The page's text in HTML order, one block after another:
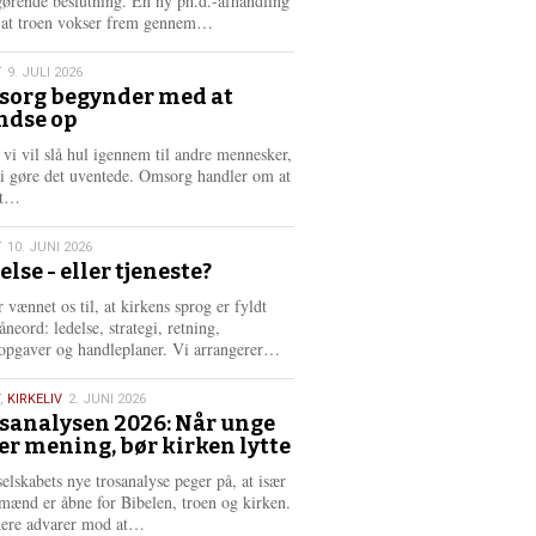
troen vokser frem gennem…
e
e
9. JULI 2026
begynder med at
op
vil slå hul igennem til andre mennesker,
gøre det uventede. Omsorg handler om at
s
e
r
e
10. JUNI 2026
- eller tjeneste?
vænnet os til, at kirkens sprog er fyldt
ledelse, strategi, retning,
og handleplaner. Vi arrangerer…
r
e
, KIRKELIV 2. JUNI 2026
2026: Når unge
mening, bør kirken lytte
nye trosanalyse peger på, at især
er åbne for Bibelen, troen og kirken.
advarer mod at…